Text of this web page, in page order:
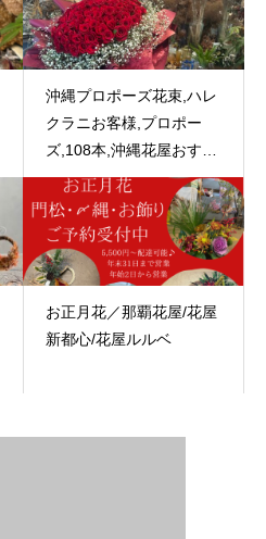
沖縄プロポーズ花束,ハレ
クラニお客様,プロポー
ズ,108本,沖縄花屋おすす
め
お正月花／那覇花屋/花屋
新都心/花屋ルルベ